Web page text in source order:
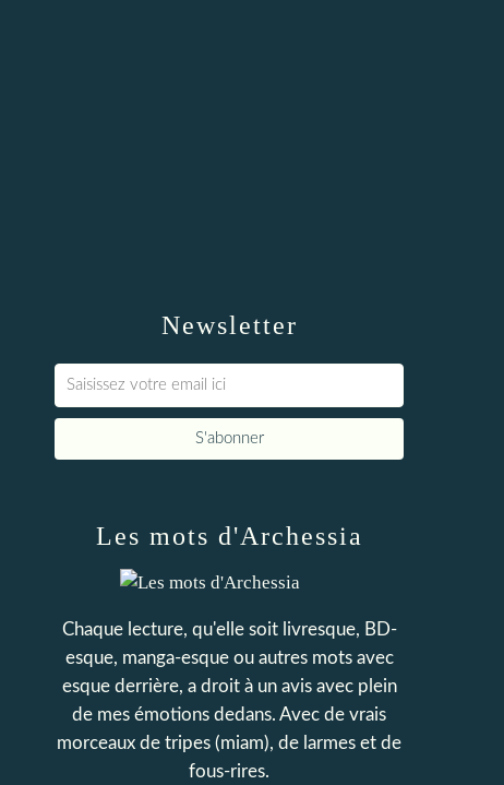
Newsletter
Les mots d'Archessia
Chaque lecture, qu'elle soit livresque, BD-
esque, manga-esque ou autres mots avec
esque derrière, a droit à un avis avec plein
de mes émotions dedans. Avec de vrais
morceaux de tripes (miam), de larmes et de
fous-rires.